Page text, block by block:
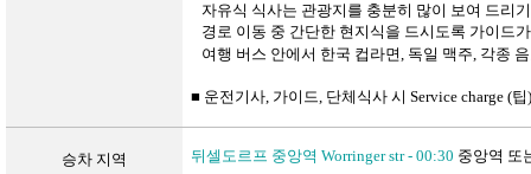
자유식 식사는 관광지를 충분히 많이 보여 드리기
경로 이동 중 간단한 현지식을 드시도록 가이드가
여행 버스 안에서 한국 컵라면, 독일 맥주, 각종
■ 운전기사 가이드 단체식사 시 Service charge (팁
승차 지역 뒤셀도르프 중앙역 Worringer str - 00:30 중앙역 또